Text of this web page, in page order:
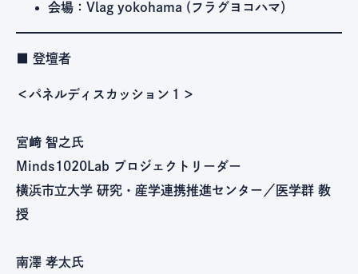
会場： Vlag yokohama (フラグヨコハマ）
■ 登壇者
＜パネルディスカッション１＞
宮﨑 智之氏
Minds1020Lab プロジェクトリーダー
横浜市立大学 研究・産学連携推進センター／医学群 教
授
南澤 孝太氏